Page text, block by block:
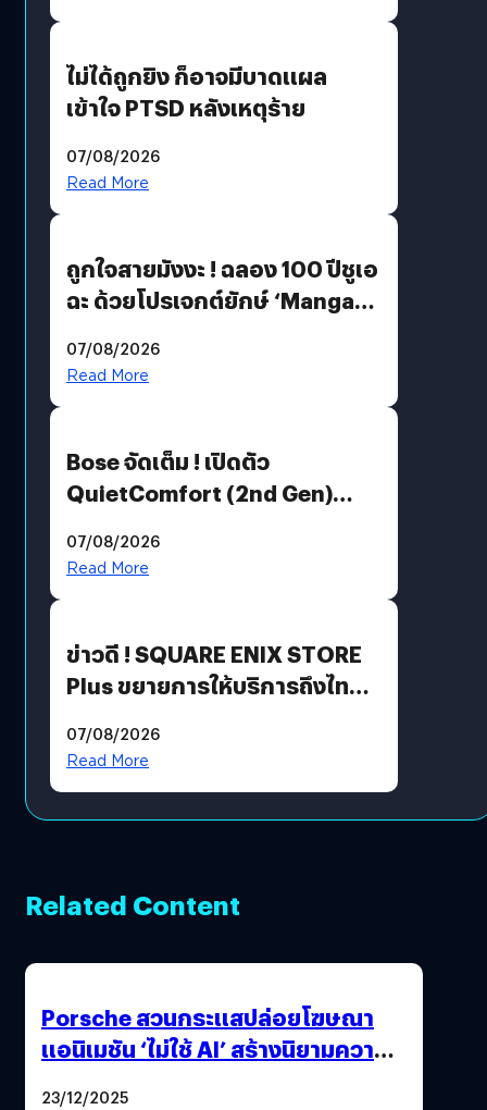
ไม่ได้ถูกยิง ก็อาจมีบาดแผล
เข้าใจ PTSD หลังเหตุร้าย
07/08/2026
Read More
ถูกใจสายมังงะ ! ฉลอง 100 ปีชูเอ
ฉะ ด้วยโปรเจกต์ยักษ์ ‘Manga
มีภาษาไทยด้วย
07/08/2026
Read More
Bose จัดเต็ม ! เปิดตัว
QuietComfort (2nd Gen)
07/08/2026
Read More
ข่าวดี ! SQUARE ENIX STORE
Plus ขยายการให้บริการถึงไทย
โดยตรง
07/08/2026
Read More
Related Content
Porsche สวนกระแสปล่อยโฆษณา
แอนิเมชัน ‘ไม่ใช้ AI’ สร้างนิยามความ
23/12/2025